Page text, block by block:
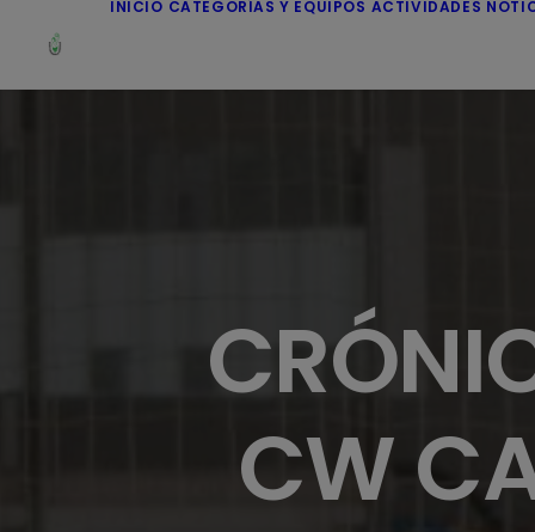
INICIO CATEGORÍAS Y EQUIPOS ACTIVIDADES
CW